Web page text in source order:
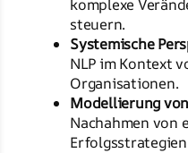
komplexe
steuern.
Systemische
NLP im Kontext
Organisationen.
Modellierung
Nachahmen von